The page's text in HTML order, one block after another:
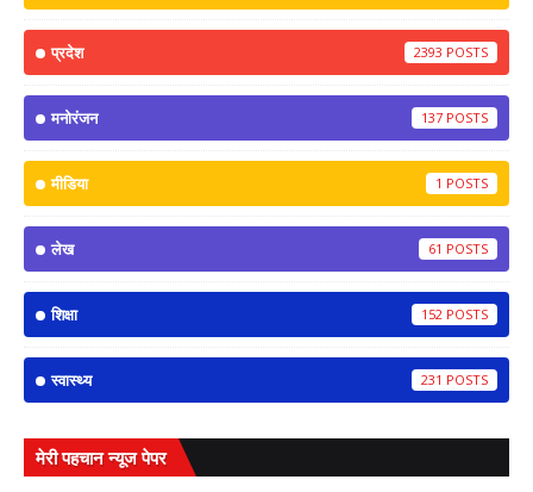
प्रदेश 2393
मनोरंजन 137
मीडिया 1
लेख 61
शिक्षा 152
स्वास्थ्य 231
मेरी पहचान न्यूज पेपर